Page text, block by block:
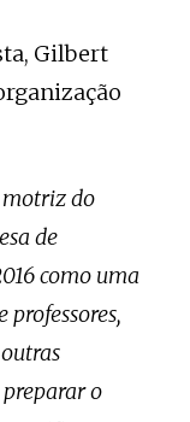
Gilbert
motriz do
de
como uma
professores,
preparar o